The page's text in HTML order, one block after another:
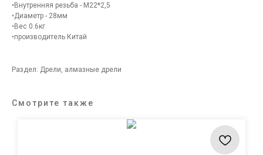
•Внутренняя резьба - М22*2,5
•Диаметр - 28мм
•Вес 0.6кг
•производитель Китай
Раздел: Дрели, алмазные дрели
Смотрите также